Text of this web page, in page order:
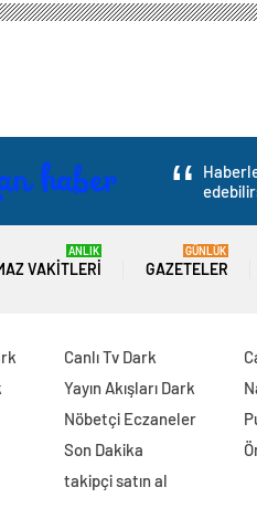
VAKITLERI
ANLIK
GAZETELER
GÜNLÜK
Canlı Tv Dark
Yayın Akışları Dark
Nöbetçi Eczaneler
Son Dakika
takipçi satın al